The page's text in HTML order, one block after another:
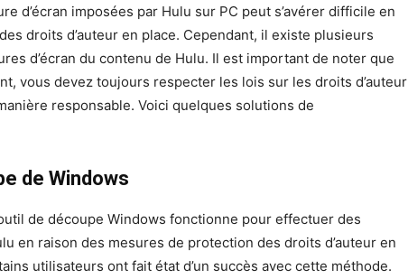
d’écran imposées par Hulu sur PC peut s’avérer difficile en
droits d’auteur en place. Cependant, il existe plusieurs
d’écran du contenu de Hulu. Il est important de noter que
vous devez toujours respecter les lois sur les droits d’auteur
responsable. Voici quelques solutions de
de Windows
de découpe Windows fonctionne pour effectuer des
en raison des mesures de protection des droits d’auteur en
utilisateurs ont fait état d’un succès avec cette méthode.